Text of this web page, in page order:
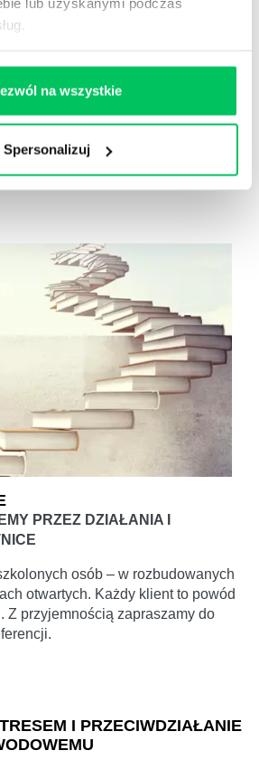
na wszystkie
Spersonalizuj
Z
KORUPCJI
PRZEZ DZIAŁANIA I
osób – w rozbudowanych
otwartych. Każdy klient to powód
Z przyjemnością zapraszamy do
I PRZECIWDZIAŁANIE